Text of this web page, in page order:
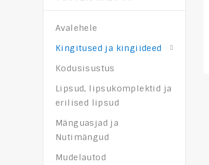
Avalehele
Kingitused ja kingiideed
Kodusisustus
Lipsud, lipsukomplektid ja
erilised lipsud
Mänguasjad ja
Nutimängud
Mudelautod